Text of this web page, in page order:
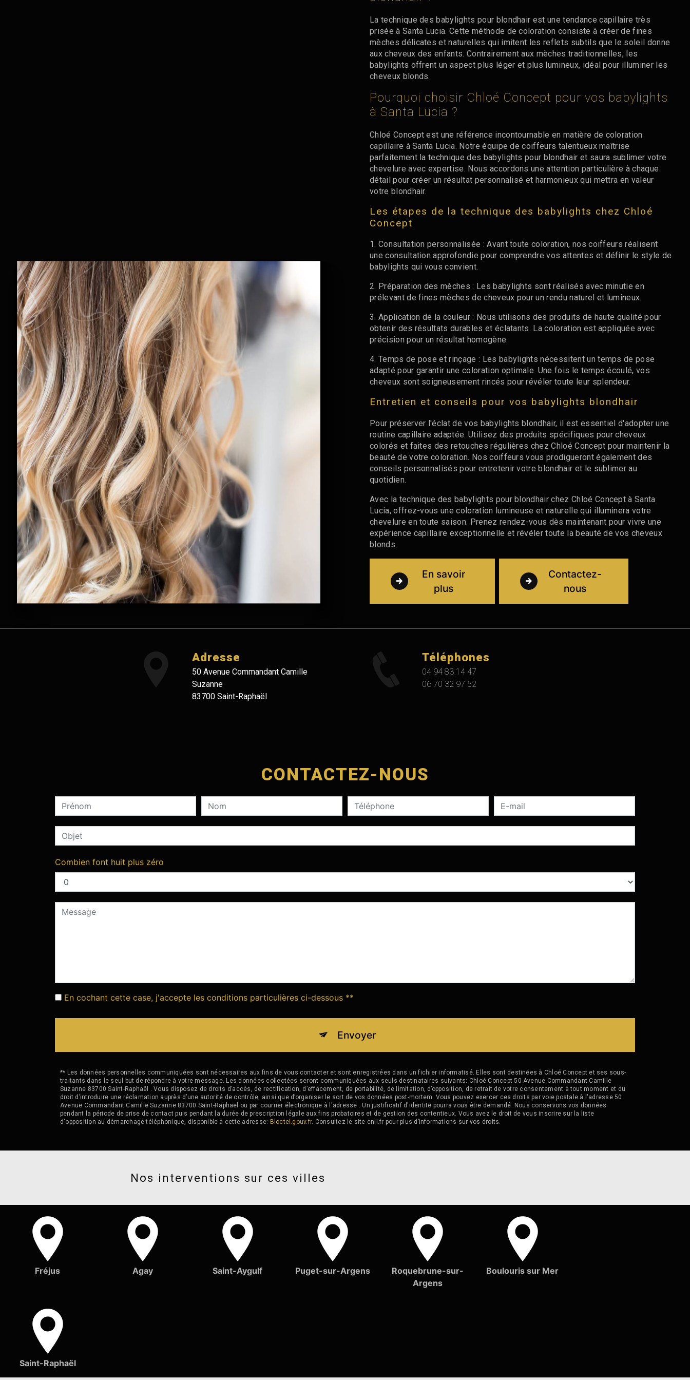
La technique des babylights pour blondhair est une tendance capillaire très
prisée à Santa Lucia. Cette méthode de coloration consiste à créer de fines
mèches délicates et naturelles qui imitent les reflets subtils que le soleil donne
aux cheveux des enfants. Contrairement aux mèches traditionnelles, les
babylights offrent un aspect plus léger et plus lumineux, idéal pour illuminer les
cheveux blonds.
Pourquoi choisir Chloé Concept pour vos babylights
à Santa Lucia ?
Chloé Concept est une référence incontournable en matière de coloration
capillaire à Santa Lucia. Notre équipe de coiffeurs talentueux maîtrise
parfaitement la technique des babylights pour blondhair et saura sublimer votre
chevelure avec expertise. Nous accordons une attention particulière à chaque
détail pour créer un résultat personnalisé et harmonieux qui mettra en valeur
votre blondhair.
Les étapes de la technique des babylights chez Chloé
Concept
1. Consultation personnalisée : Avant toute coloration, nos coiffeurs réalisent
une consultation approfondie pour comprendre vos attentes et définir le style de
babylights qui vous convient.
2. Préparation des mèches : Les babylights sont réalisés avec minutie en
prélevant de fines mèches de cheveux pour un rendu naturel et lumineux.
3. Application de la couleur : Nous utilisons des produits de haute qualité pour
obtenir des résultats durables et éclatants. La coloration est appliquée avec
précision pour un résultat homogène.
4. Temps de pose et rinçage : Les babylights nécessitent un temps de pose
adapté pour garantir une coloration optimale. Une fois le temps écoulé, vos
cheveux sont soigneusement rincés pour révéler toute leur splendeur.
Entretien et conseils pour vos babylights blondhair
Pour préserver l'éclat de vos babylights blondhair, il est essentiel d'adopter une
routine capillaire adaptée. Utilisez des produits spécifiques pour cheveux
colorés et faites des retouches régulières chez Chloé Concept pour maintenir la
beauté de votre coloration. Nos coiffeurs vous prodigueront également des
conseils personnalisés pour entretenir votre blondhair et le sublimer au
quotidien.
Avec la technique des babylights pour blondhair chez Chloé Concept à Santa
Lucia, offrez-vous une coloration lumineuse et naturelle qui illuminera votre
chevelure en toute saison. Prenez rendez-vous dès maintenant pour vivre une
expérience capillaire exceptionnelle et révéler toute la beauté de vos cheveux
blonds.
En savoir
plus
Contactez-
nous
Adresse
50 Avenue Commandant Camille
Suzanne
83700 Saint-Raphaël
Téléphones
04 94 83 14 47
06 70 32 97 52
CONTACTEZ-NOUS
Combien font huit plus zéro
En cochant cette case, j'accepte les conditions particulières ci-dessous **
Envoyer
** Les données personnelles communiquées sont nécessaires aux fins de vous contacter et sont enregistrées dans un fichier informatisé. Elles sont destinées à Chloé Concept et ses sous-
traitants dans le seul but de répondre à votre message. Les données collectées seront communiquées aux seuls destinataires suivants: Chloé Concept 50 Avenue Commandant Camille
Suzanne 83700 Saint-Raphaël . Vous disposez de droits d’accès, de rectification, d’effacement, de portabilité, de limitation, d’opposition, de retrait de votre consentement à tout moment et du
droit d’introduire une réclamation auprès d’une autorité de contrôle, ainsi que d’organiser le sort de vos données post-mortem. Vous pouvez exercer ces droits par voie postale à l'adresse 50
Avenue Commandant Camille Suzanne 83700 Saint-Raphaël ou par courrier électronique à l'adresse . Un justificatif d'identité pourra vous être demandé. Nous conservons vos données
pendant la période de prise de contact puis pendant la durée de prescription légale aux fins probatoires et de gestion des contentieux. Vous avez le droit de vous inscrire sur la liste
d'opposition au démarchage téléphonique, disponible à cette adresse: Bloctel.gouv.fr. Consultez le site cnil.fr pour plus d’informations sur vos droits.
Nos interventions sur ces villes
Fréjus Agay Saint-Aygulf Puget-sur-Argens
Roquebrune-sur-
Argens
Boulouris sur Mer
Saint-Raphaël